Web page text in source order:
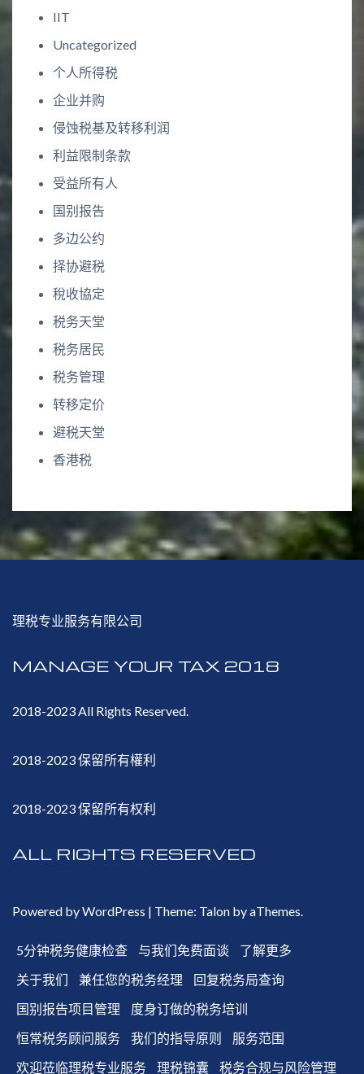
IIT
Uncategorized
个人所得税
企业并购
侵蚀税基及转移利润
利益限制条款
受益所有人
国别报告
多边公约
择协避税
稅收協定
税务天堂
税务居民
税务管理
转移定价
避税天堂
香港税
理税专业服务有限公司
MANAGE YOUR TAX 2018
2018-2023 All Rights Reserved.
2018-2023 保留所有權利
2018-2023 保留所有权利
ALL RIGHTS RESERVED
Powered by WordPress | Theme: Talon by aThemes.
5分钟税务健康检查 与我们免费面谈
了解更多
关于我们
兼任您的税务经理
回复税务局查询
国别报告项目管理
度身订做的税务培训
恒常税务顾问服务
我们的指导原则
服务范围
欢迎莅临理税专业服务
理税锦囊 税务合规与风险管理